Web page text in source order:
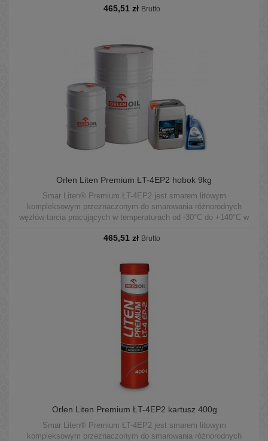
465,51 zł Brutto
Orlen Liten Premium ŁT-4EP2 hobok 9kg
Smar Liten® Premium ŁT-4EP2 jest smarem litowym
kompleksowym przeznaczonym do smarowania różnorodnych
węzłów tarcia pracujących w temperaturach od -30°C do +140°C w
465,51 zł Brutto
Orlen Liten Premium ŁT-4EP2 kartusz 400g
Smar Liten® Premium ŁT-4EP2 jest smarem litowym
kompleksowym przeznaczonym do smarowania różnorodnych